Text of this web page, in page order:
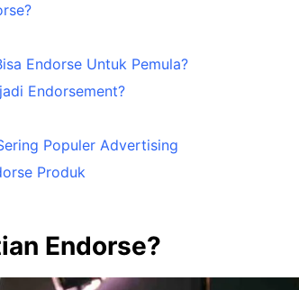
Endorse Untuk Pemula?
Endorsement?
Populer Advertising
Produk
Endorse?